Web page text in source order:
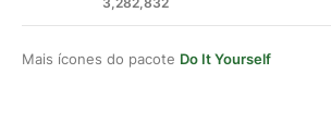
Mais ícones do pacote Do It Yourself